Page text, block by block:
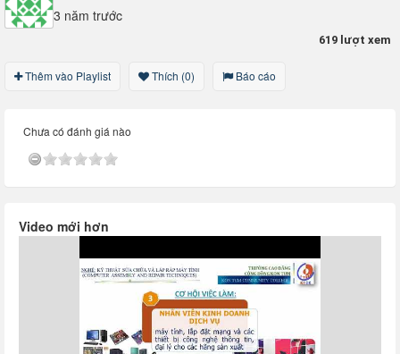
3 năm trước
619 lượt xem
Thêm vào Playlist Thích (0) Báo cáo
Chưa có đánh giá nào
Video mới hơn